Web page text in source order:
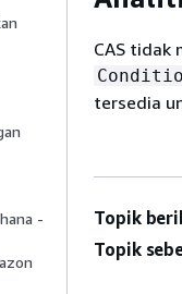
-
CAS tidak
tersedia
Topik
Topik